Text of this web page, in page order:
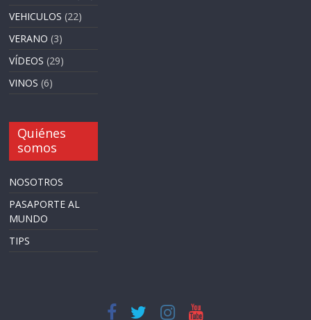
VEHICULOS (22)
VERANO (3)
VÍDEOS (29)
VINOS (6)
Quiénes
somos
NOSOTROS
PASAPORTE AL
MUNDO
TIPS